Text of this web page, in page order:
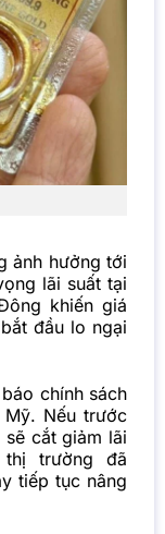
ảnh hưởng tới
lãi suất tại
khiến giá
đầu lo ngại
chính sách
Mỹ. Nếu trước
cắt giảm lãi
trường đã
tiếp tục nâng